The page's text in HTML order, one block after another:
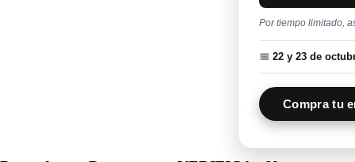
Por tiempo limitado,
📅 22 y 23 de
Compra tu